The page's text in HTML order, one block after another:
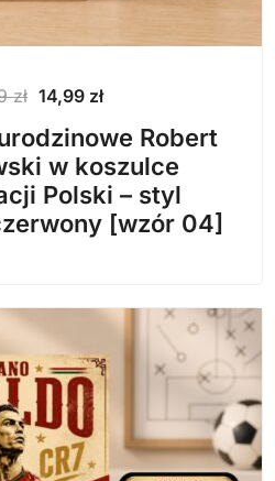
zł Pierwotna
cena
wynosiła:
29,99 zł.
14,99 złAktualna
cena
wynosi:
14,99 zł.
Robert
w koszulce
Polski – styl
[wzór 04]